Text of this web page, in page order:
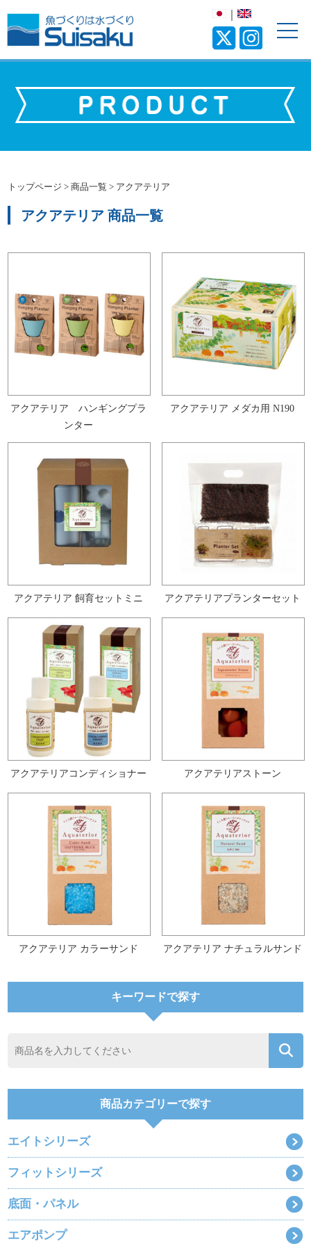
トップページ >商品一覧 > アクアテリア
アクアテリア 商品一覧
アクアテリア ハンギングプラ
ンター
アクアテリア メダカ用 N190
アクアテリア 飼育セットミニ アクアテリアプランターセット
アクアテリアコンディショナー アクアテリアストーン
アクアテリア カラーサンド アクアテリア ナチュラルサンド
キーワードで探す
商品カテゴリーで探す
エイトシリーズ
フィットシリーズ
底面・パネル
エアポンプ